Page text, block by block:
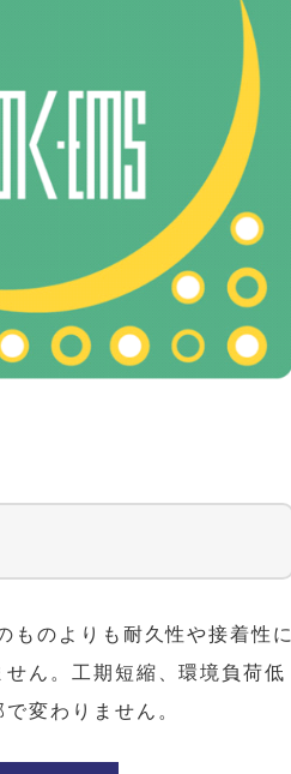
ものよりも耐久性や接着性に
ん。工期短縮、環境負荷低
変わりません。